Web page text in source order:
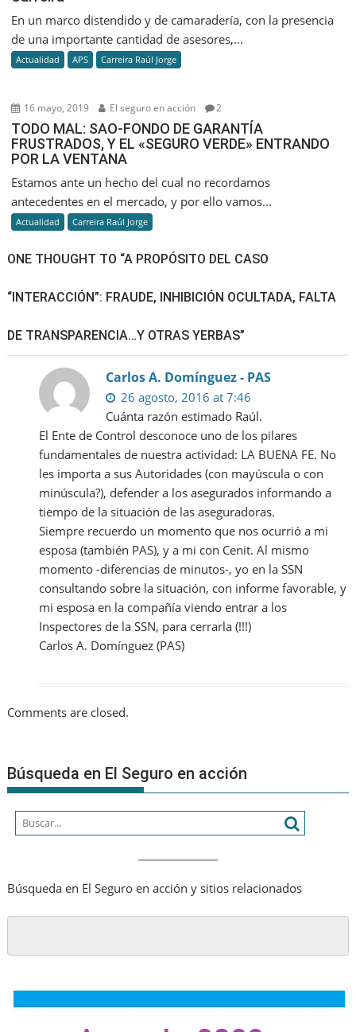
En un marco distendido y de camaradería, con la presencia
de una importante cantidad de asesores,...
Actualidad APS Carreira Raúl Jorge
16 mayo, 2019 El seguro en acción 2
TODO MAL: SAO-FONDO DE GARANTÍA
FRUSTRADOS, Y EL «SEGURO VERDE» ENTRANDO
POR LA VENTANA
Estamos ante un hecho del cual no recordamos
antecedentes en el mercado, y por ello vamos...
Actualidad Carreira Raúl Jorge
ONE THOUGHT TO “A PROPÓSITO DEL CASO
“INTERACCIÓN”: FRAUDE, INHIBICIÓN OCULTADA, FALTA
DE TRANSPARENCIA…Y OTRAS YERBAS”
Carlos A. Domínguez - PAS
26 agosto, 2016 at 7:46
Cuánta razón estimado Raúl.
El Ente de Control desconoce uno de los pilares
fundamentales de nuestra actividad: LA BUENA FE. No
les importa a sus Autoridades (con mayúscula o con
minúscula?), defender a los asegurados informando a
tiempo de la situación de las aseguradoras.
Siempre recuerdo un momento que nos ocurrió a mi
esposa (también PAS), y a mi con Cenit. Al mismo
momento -diferencias de minutos-, yo en la SSN
consultando sobre la situación, con informe favorable, y
mi esposa en la compañía viendo entrar a los
Inspectores de la SSN, para cerrarla (!!!)
Carlos A. Domínguez (PAS)
Comments are closed.
Búsqueda en El Seguro en acción
Búsqueda en El Seguro en acción y sitios relacionados